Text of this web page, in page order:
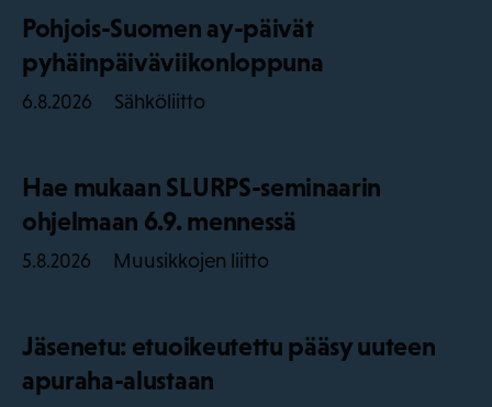
Pohjois-Suomen ay-päivät
pyhäinpäiväviikonloppuna
6.8.2026 Sähköliitto
Hae mukaan SLURPS-seminaarin
ohjelmaan 6.9. mennessä
5.8.2026 Muusikkojen liitto
Jäsenetu: etuoikeutettu pääsy uuteen
apuraha-alustaan